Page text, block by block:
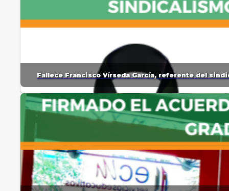
Fallece Francisco Vírseda García, referente del